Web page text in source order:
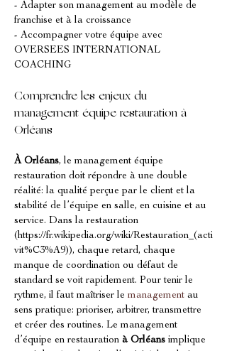
- Adapter son management au modèle de
franchise et à la croissance
- Accompagner votre équipe avec
OVERSEES INTERNATIONAL
COACHING
Comprendre les enjeux du
management équipe restauration à
Orléans
À Orléans, le management équipe
restauration doit répondre à une double
réalité: la qualité perçue par le client et la
stabilité de l’équipe en salle, en cuisine et au
service. Dans la restauration
(https://fr.wikipedia.org/wiki/Restauration_(acti
vit%C3%A9)), chaque retard, chaque
manque de coordination ou défaut de
standard se voit rapidement. Pour tenir le
rythme, il faut maîtriser le management au
sens pratique: prioriser, arbitrer, transmettre
et créer des routines. Le management
d’équipe en restauration à Orléans implique